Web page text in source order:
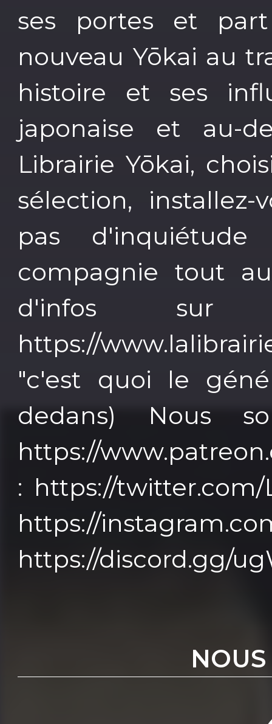
ses portes et
nouveau Yōkai au
histoire et ses
japonaise et au-
Librairie Yōkai,
sélection,
pas
compagnie tout
d'infos
https://
"c'est quoi le
dedans) Nous
https://
: https://
https://
https://discord.gg/